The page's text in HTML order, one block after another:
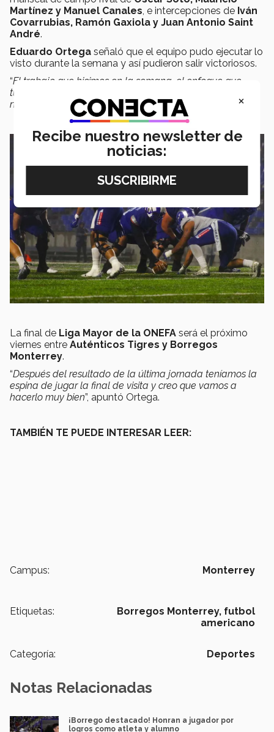
Martínez y Manuel Canales, e intercepciones de Iván
Covarrubias, Ramón Gaxiola y Juan Antonio Saint
André.
Eduardo Ortega señaló que el equipo pudo ejecutar lo
visto durante la semana y así pudieron salir victoriosos.
“El trabajo que hicimos en la semana, el enfoque que
tuvimos lo hicimos pasar de la sala de video al campo y
nos rindió frutos", manifestó.
La final de Liga Mayor de la ONEFA será el próximo
viernes entre Auténticos Tigres y Borregos
Monterrey.
“Después del resultado de la última jornada teníamos la
espina de jugar la final de visita y creo que vamos a
hacerlo muy bien”, apuntó Ortega.
TAMBIÉN TE PUEDE INTERESAR LEER:
Campus: Monterrey
Etiquetas: Borregos Monterrey, futbol
americano
Categoría: Deportes
Notas Relacionadas
¡Borrego destacado! Honran a jugador por
logros como atleta y alumno
×
Recibe nuestro newsletter de
noticias: